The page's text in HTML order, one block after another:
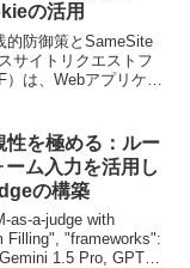
の活用
的防御策とSameSite
サイトリクエストフ
は、Webアプリケー
実務家のセキュリ
性を極める：ルー
ム入力を活用し
の構築
as-a-judge with
Filling", "frameworks":
1.5 Pro, GPT-